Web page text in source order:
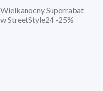
Wielkanocny Superrabat
w StreetStyle24 -25%